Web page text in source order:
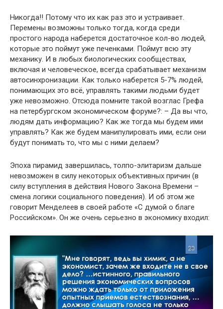
Никогда!! Потому что их как раз это и устраивает.
Перемены возможны только тогда, когда среди
простого народа наберется достаточное кол-во людей,
которые это поймут уже печенками. Поймут всю эту
механику. И в любых биологических сообществах,
включая и человеческое, всегда срабатывает механизм
автосинхронизации. Как только наберется 5-7% людей,
понимающих это всё, управлять такими людьми будет
уже невозможно. Отсюда помните такой возглас Грефа
на петербургском экономическом форуме?: – Да вы что,
людям дать информацию? Как же тогда мы будем ими
управлять? Как же будем манипулировать ими, если они
будут понимать то, что мы с ними делаем?
Эпоха пирамид завершилась, толпо-элитаризм дальше
невозможен в силу некоторых объективных причин (в
силу вступления в действия Нового Закона Времени –
смена логики социального поведения). И об этом же
говорит Менделеев в своей работе «С думой о благе
Российском». Он же очень серьезно в экономику входил: